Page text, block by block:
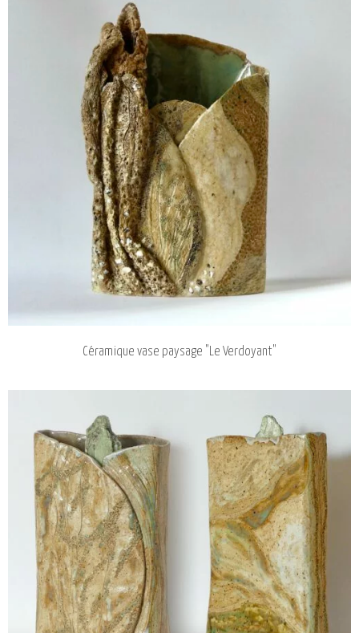
Céramique vase paysage "Le Verdoyant"